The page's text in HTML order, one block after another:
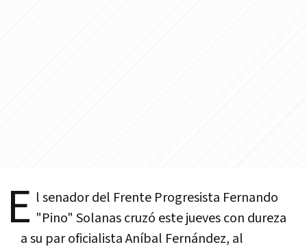
E l senador del Frente Progresista Fernando
"Pino" Solanas cruzó este jueves con dureza
a su par oficialista Aníbal Fernández, al